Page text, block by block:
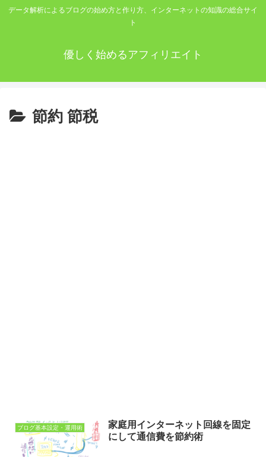
データ解析によるブログの始め方と作り方、インターネットの知識の総合サイ
ト
優しく始めるアフィリエイト
節約 節税
ブログ基本設定・運用術
家庭用インターネット回線を固定
にして通信費を節約術